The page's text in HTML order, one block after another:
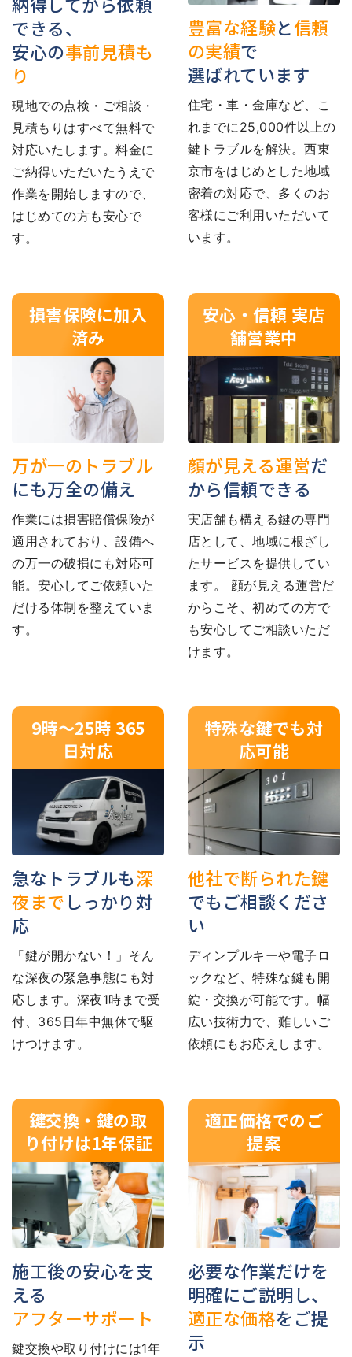
できる、
安心の事前見積も
り
現地での点検・ご相談・
見積もりはすべて無料で
対応いたします。料金に
ご納得いただいたうえで
作業を開始しますので、
はじめての方も安心で
す。
豊富な経験と信頼
の実績で
選ばれています
住宅・車・金庫など、こ
れまでに25,000件以上の
鍵トラブルを解決。西東
京市をはじめとした地域
密着の対応で、多くのお
客様にご利用いただいて
います。
損害保険に加入
済み
万が一のトラブル
にも万全の備え
作業には損害賠償保険が
適用されており、設備へ
の万一の破損にも対応可
能。安心してご依頼いた
だける体制を整えていま
す。
安心・信頼 実店
舗営業中
顔が見える運営だ
から信頼できる
実店舗も構える鍵の専門
店として、地域に根ざし
たサービスを提供してい
ます。 顔が見える運営だ
からこそ、初めての方で
も安心してご相談いただ
けます。
9時〜25時 365
日対応
急なトラブルも深
夜まで しっかり対
応
「鍵が開かない！」そん
な深夜の緊急事態にも対
応します。深夜1時まで受
付、365日年中無休で駆
けつけます。
特殊な鍵でも対
応可能
他社で断られた鍵
でもご相談くださ
い
ディンプルキーや電子ロ
ックなど、特殊な鍵も開
錠・交換が可能です。幅
広い技術力で、難しいご
依頼にもお応えします。
鍵交換・鍵の取
り付けは1年保証
施工後の安心を支
える
アフターサポート
鍵交換や取り付けには1年
適正価格でのご
提案
必要な作業だけを
明確にご説明し、
適正な価格をご提
示